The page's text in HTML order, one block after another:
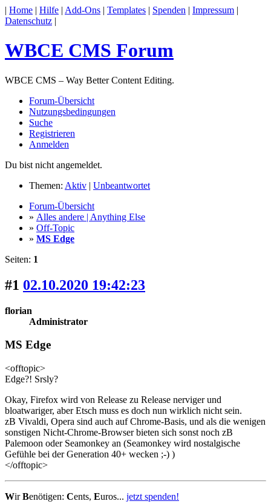
| Home | Hilfe | Add-Ons | Templates | Spenden | Impressum |
Datenschutz |
WBCE CMS Forum
WBCE CMS – Way Better Content Editing.
Forum-Übersicht
Nutzungsbedingungen
Suche
Registrieren
Anmelden
Du bist nicht angemeldet.
Themen: Aktiv | Unbeantwortet
Forum-Übersicht
» Alles andere | Anything Else
» Off-Topic
» MS Edge
Seiten: 1
#1 02.10.2020 19:42:23
florian
Administrator
MS Edge
<offtopic>
Edge?! Srsly?
Okay, Firefox wird von Release zu Release nerviger und
bloatwariger, aber Etsch muss es doch nun wirklich nicht sein.
zB Vivaldi, Opera sind auch auf Chrome-Basis, und als die wenigen
sonstigen Nicht-Chrome-Browser bieten sich sonst noch zB
Palemoon oder Seamonkey an (Seamonkey wird nostalgische
Gefühle bei der Generation 40+ wecken ;-) )
</offtopic>
WirBenötigen: Cents, Euros... jetzt spenden!